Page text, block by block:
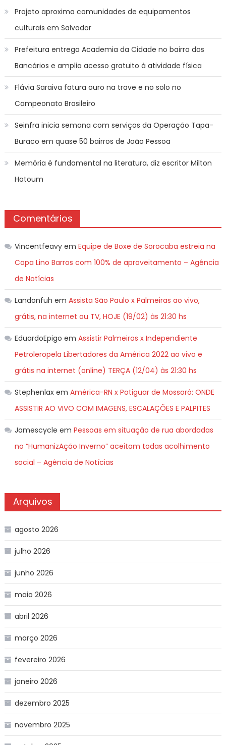
Projeto aproxima comunidades de equipamentos
culturais em Salvador
Prefeitura entrega Academia da Cidade no bairro dos
Bancários e amplia acesso gratuito à atividade física
Flávia Saraiva fatura ouro na trave e no solo no
Campeonato Brasileiro
Seinfra inicia semana com serviços da Operação Tapa-
Buraco em quase 50 bairros de João Pessoa
Memória é fundamental na literatura, diz escritor Milton
Hatoum
Comentários
Vincentfeavyem Equipe de Boxe de Sorocaba estreia na
Copa Lino Barros com 100% de aproveitamento – Agência
de Notícias
Landonfuh em Assista São Paulo x Palmeiras ao vivo,
grátis, na internet ou TV, HOJE (19/02) às 21:30 hs
EduardoEpigo em Assistir Palmeiras x Independiente
Petroleropela Libertadores da América 2022 ao vivo e
grátis na internet (online) TERÇA (12/04) às 21:30 hs
Stephenlaxem América-RN x Potiguar de Mossoró: ONDE
ASSISTIR AO VIVO COM IMAGENS, ESCALAÇÕES E PALPITES
Jamescycle em Pessoas em situação de rua abordadas
no “HumanizAção Inverno” aceitam todas acolhimento
social – Agência de Notícias
Arquivos
agosto 2026
julho 2026
junho 2026
maio 2026
abril 2026
março 2026
fevereiro 2026
janeiro 2026
dezembro 2025
novembro 2025